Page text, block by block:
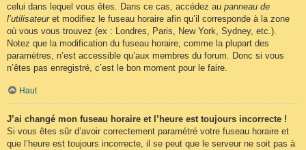
celui dans lequel vous êtes. Dans ce cas, accédez au panneau de
l’utilisateuret modifiez le fuseau horaire afin qu’il corresponde à la zone
où vous vous trouvez (ex : Londres, Paris, New York, Sydney, etc.).
Notez que la modification du fuseau horaire, comme la plupart des
paramètres, n’est accessible qu’aux membres du forum. Donc si vous
n’êtes pas enregistré, c’est le bon moment pour le faire.
Haut
J’ai changé mon fuseau horaire et l’heure est toujours incorrecte !
Si vous êtes sûr d’avoir correctement paramétré votre fuseau horaire et
que l’heure est toujours incorrecte, il se peut que le serveur ne soit pas à